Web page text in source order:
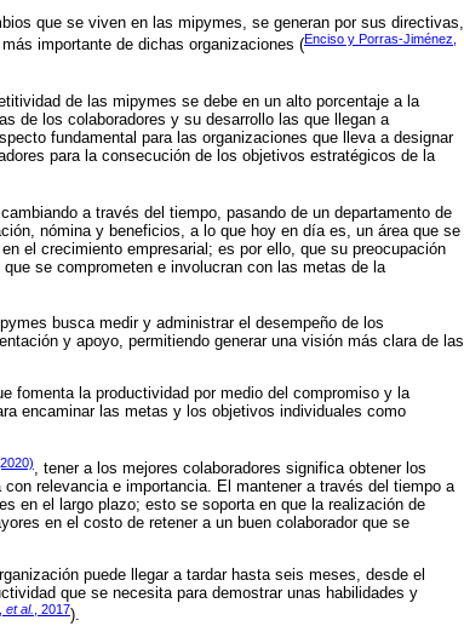
que se viven en las mipymes, se generan por sus directivas,
importante de dichas organizaciones (Enciso y Porras-Jiménez,
de las mipymes se debe en un alto porcentaje a la
de los colaboradores y su desarrollo las que llegan a
fundamental para las organizaciones que lleva a designar
para la consecución de los objetivos estratégicos de la
a través del tiempo, pasando de un departamento de
nómina y beneficios, a lo que hoy en día es, un área que se
el crecimiento empresarial; es por ello, que su preocupación
se comprometen e involucran con las metas de la
busca medir y administrar el desempeño de los
y apoyo, permitiendo generar una visión más clara de las
fomenta la productividad por medio del compromiso y la
encaminar las metas y los objetivos individuales como
, tener a los mejores colaboradores significa obtener los
relevancia e importancia. El mantener a través del tiempo a
en el largo plazo; esto se soporta en que la realización de
en el costo de retener a un buen colaborador que se
puede llegar a tardar hasta seis meses, desde el
que se necesita para demostrar unas habilidades y
et al. , 2017).